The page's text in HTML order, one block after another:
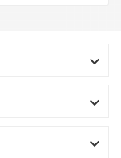


